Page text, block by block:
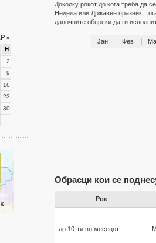
»
Н
2
9
16
23
30
Доколку рокот до кога треба да
Недела или Државен празник,
даночните обврски да ги
Јан Фев
Обрасци кои се
Рок
до 10-ти во месецот